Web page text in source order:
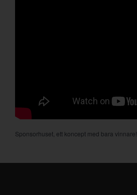
Sponsorhuset, ett koncept med bara vinnare!